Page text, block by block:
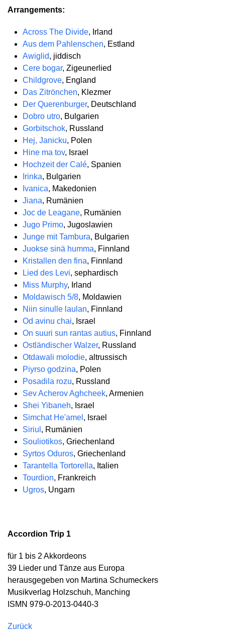
Arrangements:
Across The Divide, Irland
Aus dem Pahlenschen, Estland
Awiglid, jiddisch
Cere bogar, Zigeunerlied
Childgrove, England
Das Zitrönchen, Klezmer
Der Querenburger, Deutschland
Dobro utro, Bulgarien
Gorbitschok, Russland
Hej, Janicku, Polen
Hine ma tov, Israel
Hochzeit der Calé, Spanien
Irinka, Bulgarien
Ivanica, Makedonien
Jiana, Rumänien
Joc de Leagane, Rumänien
Jugo Primo, Jugoslawien
Junge mit Tambura, Bulgarien
Juokse sinä humma, Finnland
Kristallen den fina, Finnland
Lied des Levi, sephardisch
Miss Murphy, Irland
Moldawisch 5/8, Moldawien
Niin sinulle laulan, Finnland
Od avinu chai, Israel
On suuri sun rantas autius, Finnland
Ostländischer Walzer, Russland
Otdawali molodie, altrussisch
Piyrso godzina, Polen
Posadila rozu, Russland
Sev Acherov Aghcheek, Armenien
Shei Yibaneh, Israel
Simchat He'amel , Israel
Siriul , Rumänien
Souliotikos, Griechenland
Syrtos Oduros, Griechenland
Tarantella Tortorella, Italien
Tourdion, Frankreich
Ugros, Ungarn
Accordion Trip 1
für 1 bis 2 Akkordeons
39 Lieder und Tänze aus Europa
herausgegeben von Martina Schumeckers
Musikverlag Holzschuh, Manching
ISMN 979-0-2013-0440-3
Zurück